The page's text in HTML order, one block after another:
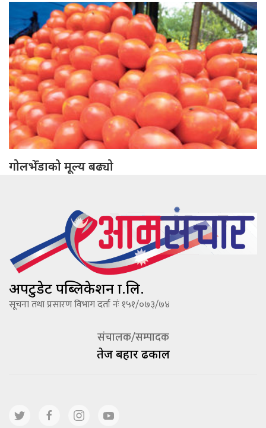
गोलभेँडाको मूल्य बढ्यो
अपटुडेट पब्लिकेशन प्रा.लि.
सूचना तथा प्रसारण विभाग दर्ता नंः १५१/०७३/७४
संचालक/सम्पादक
तेज बहादूर ढकाल